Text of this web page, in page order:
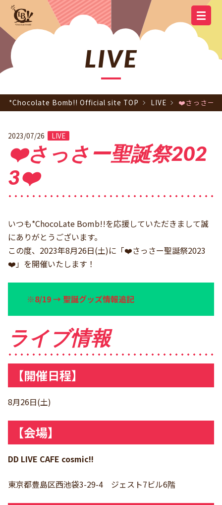
OFFICIAL SITE TOP
SCHEDULE DISCOGRAPHY
GOODS
YOUTUBE OFFICIAL LINE
OFFICIAL
LIVE
*Chocolate Bomb!! Official site TOP LIVE ❤️さっさー
2023/07/26 LIVE
❤️さっさー聖誕祭202
3❤️
いつも*ChocoLate Bomb!!を応援していただきまして誠
にありがとうございます。
この度、2023年8月26日(土)に「❤️さっさー聖誕祭2023
❤️」を開催いたします！
※8/19 → 聖誕グッズ情報追記
ライブ情報
【開催日程】
8月26日(土)
【会場】
DD LIVE CAFE cosmic!!
東京都豊島区西池袋3-29-4 ジェスト7ビル6階